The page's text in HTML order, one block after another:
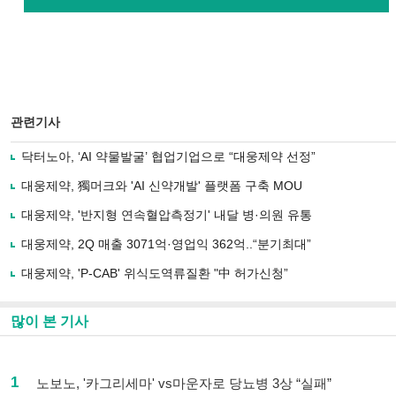
관련기사
닥터노아, ‘AI 약물발굴’ 협업기업으로 “대웅제약 선정”
대웅제약, 獨머크와 'AI 신약개발' 플랫폼 구축 MOU
대웅제약, '반지형 연속혈압측정기' 내달 병·의원 유통
대웅제약, 2Q 매출 3071억·영업익 362억..“분기최대”
대웅제약, 'P-CAB' 위식도역류질환 "中 허가신청”
많이 본 기사
1 노보노, '카그리세마' vs마운자로 당뇨병 3상 “실패”